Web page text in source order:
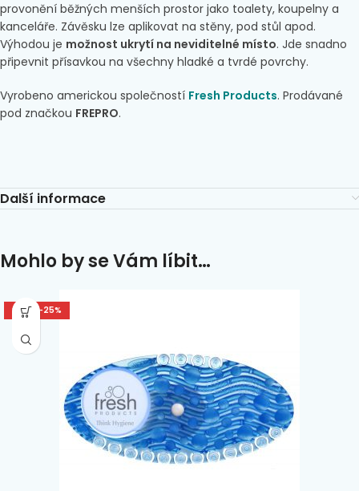
provonění běžných menších prostor jako toalety, koupelny a
kanceláře. Závěsku lze aplikovat na stěny, pod stůl apod.
Výhodou je možnost ukrytí na neviditelné místo. Jde snadno
připevnit přísavkou na všechny hladké a tvrdé povrchy.
Vyrobeno americkou společností Fresh Products. Prodávané
pod značkou FREPRO.
Další informace
Mohlo by se Vám líbit…
SLEVA -25%